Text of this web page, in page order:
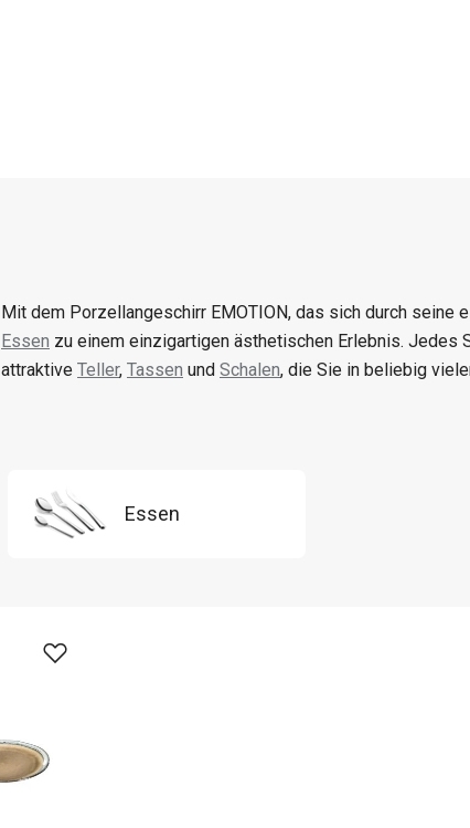
Mit dem Porzellangeschirr EMOTION, das sich durch seine
Essen zu einem einzigartigen ästhetischen Erlebnis. Jedes
attraktive Teller, Tassen und Schalen, die Sie in beliebig
Essen